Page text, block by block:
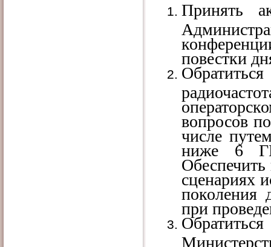
Принять
повестки
вопросов
числе
ниже 6
сценариях
поколения
при